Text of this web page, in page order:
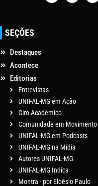
SEÇÕES
Destaques
Acontece
Editorias
Entrevistas
UNIFAL-MG em Ação
Giro Acadêmico
Comunidade em Movimento
UNIFAL-MG em Podcasts
UNIFAL-MG na Mídia
Autores UNIFAL-MG
UNIFAL-MG Indica
Montra - por Eloésio Paulo